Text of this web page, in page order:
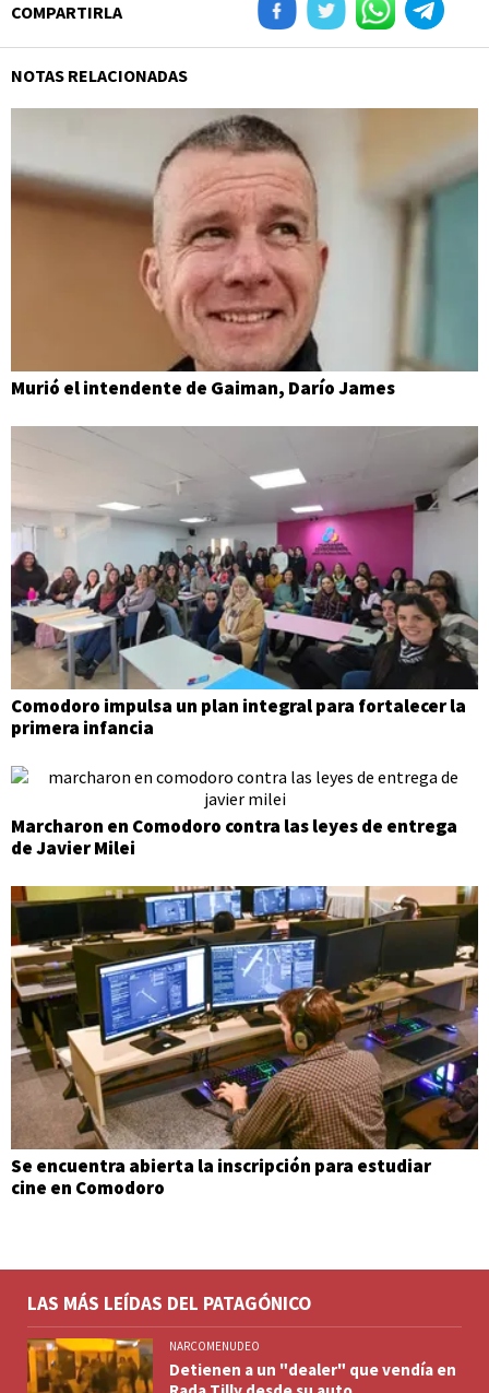
COMPARTIRLA
NOTAS RELACIONADAS
Murió el intendente de Gaiman, Darío James
Comodoro impulsa un plan integral para fortalecer la
primera infancia
Marcharon en Comodoro contra las leyes de entrega
de Javier Milei
Se encuentra abierta la inscripción para estudiar
cine en Comodoro
LAS MÁS LEÍDAS DEL PATAGÓNICO
NARCOMENUDEO
Detienen a un "dealer" que vendía en